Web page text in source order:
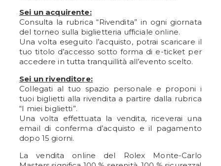
Sei un acquirente:
Consulta la rubrica “Rivendita” in ogni giornata
del torneo sulla biglietteria ufficiale online.
Una volta eseguito l’acquisto, potrai scaricare il
tuo titolo d’accesso sotto forma di e-ticket per
accedere in tutta tranquillità all’evento scelto.
Sei un rivenditore:
Collegati al tuo spazio personale e proponi i
tuoi biglietti alla rivendita a partire dalla rubrica
“I miei biglietti”.
Una volta effettuata la vendita, riceverai una
email di conferma d’acquisto e il pagamento
dopo 15 giorni.
La vendita online del Rolex Monte-Carlo